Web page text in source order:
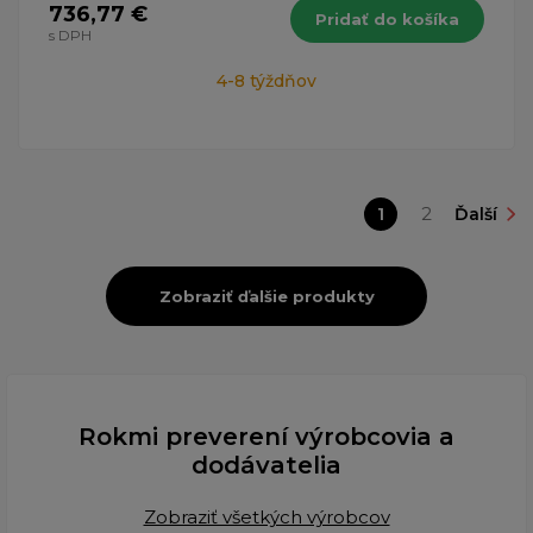
736,77 €
s DPH
Pridať do košíka
4-8 týždňov
1 2 Ďalší
Zobraziť ďalšie produkty
Rokmi preverení výrobcovia a
dodávatelia
Zobraziť všetkých výrobcov